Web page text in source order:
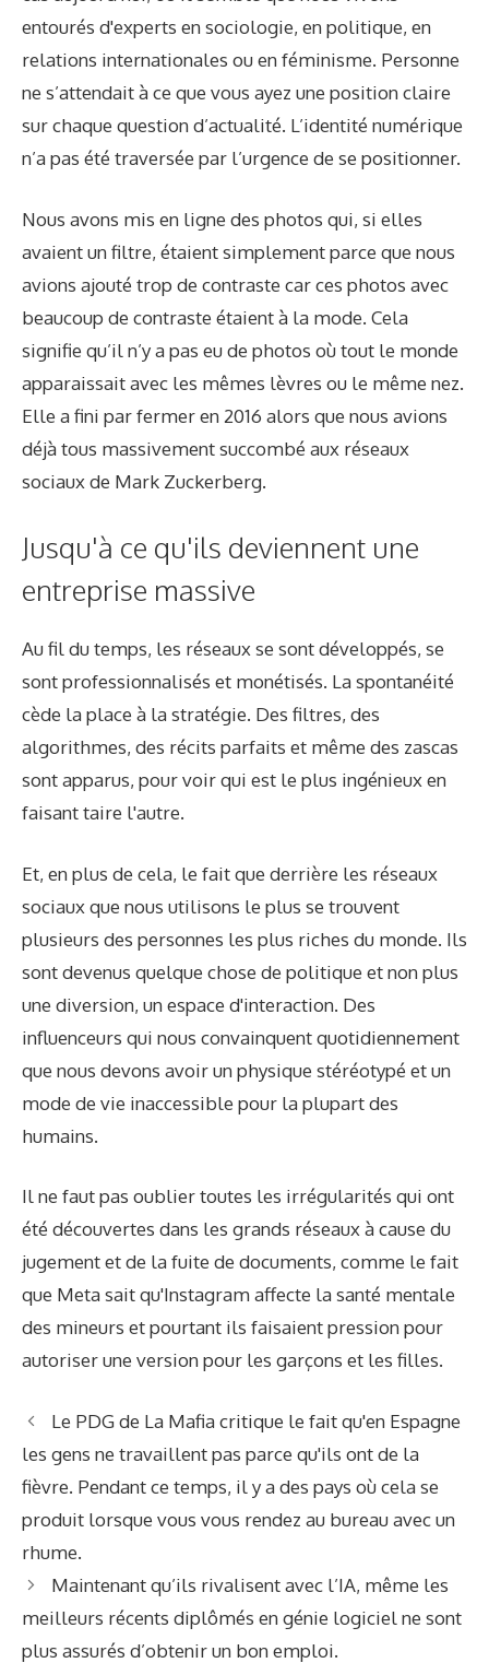
entourés d'experts en sociologie, en politique, en
relations internationales ou en féminisme. Personne
ne s’attendait à ce que vous ayez une position claire
sur chaque question d’actualité. L’identité numérique
n’a pas été traversée par l’urgence de se positionner.
Nous avons mis en ligne des photos qui, si elles
avaient un filtre, étaient simplement parce que nous
avions ajouté trop de contraste car ces photos avec
beaucoup de contraste étaient à la mode. Cela
signifie qu’il n’y a pas eu de photos où tout le monde
apparaissait avec les mêmes lèvres ou le même nez.
Elle a fini par fermer en 2016 alors que nous avions
déjà tous massivement succombé aux réseaux
sociaux de Mark Zuckerberg.
Jusqu'à ce qu'ils deviennent une
entreprise massive
Au fil du temps, les réseaux se sont développés, se
sont professionnalisés et monétisés. La spontanéité
cède la place à la stratégie. Des filtres, des
algorithmes, des récits parfaits et même des zascas
sont apparus, pour voir qui est le plus ingénieux en
faisant taire l'autre.
Et, en plus de cela, le fait que derrière les réseaux
sociaux que nous utilisons le plus se trouvent
plusieurs des personnes les plus riches du monde. Ils
sont devenus quelque chose de politique et non plus
une diversion, un espace d'interaction. Des
influenceurs qui nous convainquent quotidiennement
que nous devons avoir un physique stéréotypé et un
mode de vie inaccessible pour la plupart des
humains.
Il ne faut pas oublier toutes les irrégularités qui ont
été découvertes dans les grands réseaux à cause du
jugement et de la fuite de documents, comme le fait
que Meta sait qu'Instagram affecte la santé mentale
des mineurs et pourtant ils faisaient pression pour
autoriser une version pour les garçons et les filles.
Le PDG de La Mafia critique le fait qu'en Espagne
les gens ne travaillent pas parce qu'ils ont de la
fièvre. Pendant ce temps, il y a des pays où cela se
produit lorsque vous vous rendez au bureau avec un
rhume.
Maintenant qu’ils rivalisent avec l’IA, même les
meilleurs récents diplômés en génie logiciel ne sont
plus assurés d’obtenir un bon emploi.